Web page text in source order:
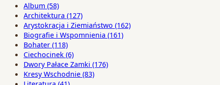
Album (58)
Architektura (127)
Arystokracja i Ziemiaństwo (162)
Biografie i Wspomnienia (161)
Bohater (118)
Ciechocinek (6)
Dwory Pałace Zamki (176)
Kresy Wschodnie (83)